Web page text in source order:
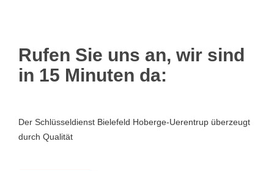
Rufen Sie uns an, wir sind
in 15 Minuten da:
Der Schlüsseldienst Bielefeld Hoberge-Uerentrup überzeugt
durch Qualität